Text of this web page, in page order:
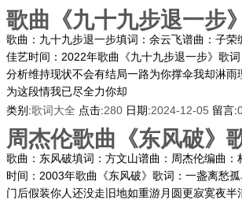
歌曲《九十九步退一步
歌曲：九十九步退一步填词：余云飞谱曲：子荣
佳艺时间：2022年歌曲《九十九步退一步》歌
分析维持现状不会有结局一路为你撑伞我却淋雨
为这段情我已尽全力你却
类别:歌词大全 点击:280 日期:2024-12-05 留言:
周杰伦歌曲《东风破》
歌曲：东风破填词：方文山谱曲：周杰伦编曲：
时间：2003年歌曲《东风破》歌词：一盏离愁
门后假装你人还没走旧地如重游月圆更寂寞夜半